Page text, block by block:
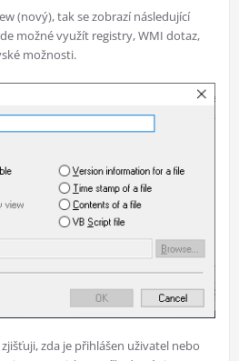
(nový), tak se zobrazí následující
možné využít registry, WMI dotaz,
možnosti.
zda je přihlášen uživatel nebo